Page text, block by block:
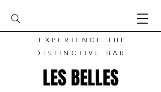
LES BELLES
EXPERIENCE THE
DISTINCTIVE BAR